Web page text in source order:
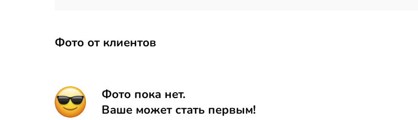
Фото от клиентов
Фото пока нет.
Ваше может стать первым!